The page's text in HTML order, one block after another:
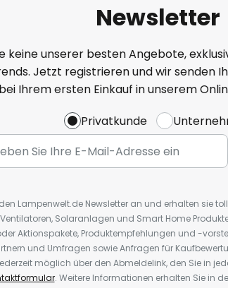
Newsletter
keine unserer besten Angebote,
Jetzt registrieren und wir senden
Ihrem ersten Einkauf in unserem
Privatkunde
Lampenwelt.de Newsletter an und erhalten sie
Solaranlagen und Smart Home
Aktionspakete, Produktempfehlungen und -
und Umfragen sowie Anfragen für
möglich über den Abmeldelink, den Sie in
. Weitere Informationen erhalten Sie in